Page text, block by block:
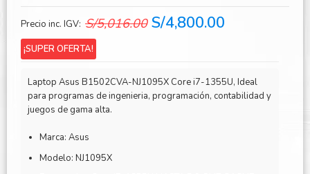
Precio inc. IGV: S/5,016.00 El
era:
S/5,016.00.
S/4,800.00
es:
S/4,800.00.
¡SUPER OFERTA!
Laptop Asus B1502CVA-NJ1095X Core i7-1355U, Ideal
para programas de ingenieria, programación, contabilidad y
juegos de gama alta.
Marca: Asus
Modelo: NJ1095X